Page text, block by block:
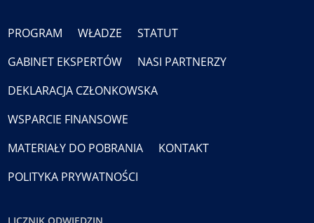
PROGRAM WŁADZE
STATUT
GABINET EKSPERTÓW
NASI PARTNERZY
DEKLARACJA CZŁONKOWSKA
WSPARCIE FINANSOWE
MATERIAŁY DO POBRANIA
KONTAKT
POLITYKA PRYWATNOŚCI